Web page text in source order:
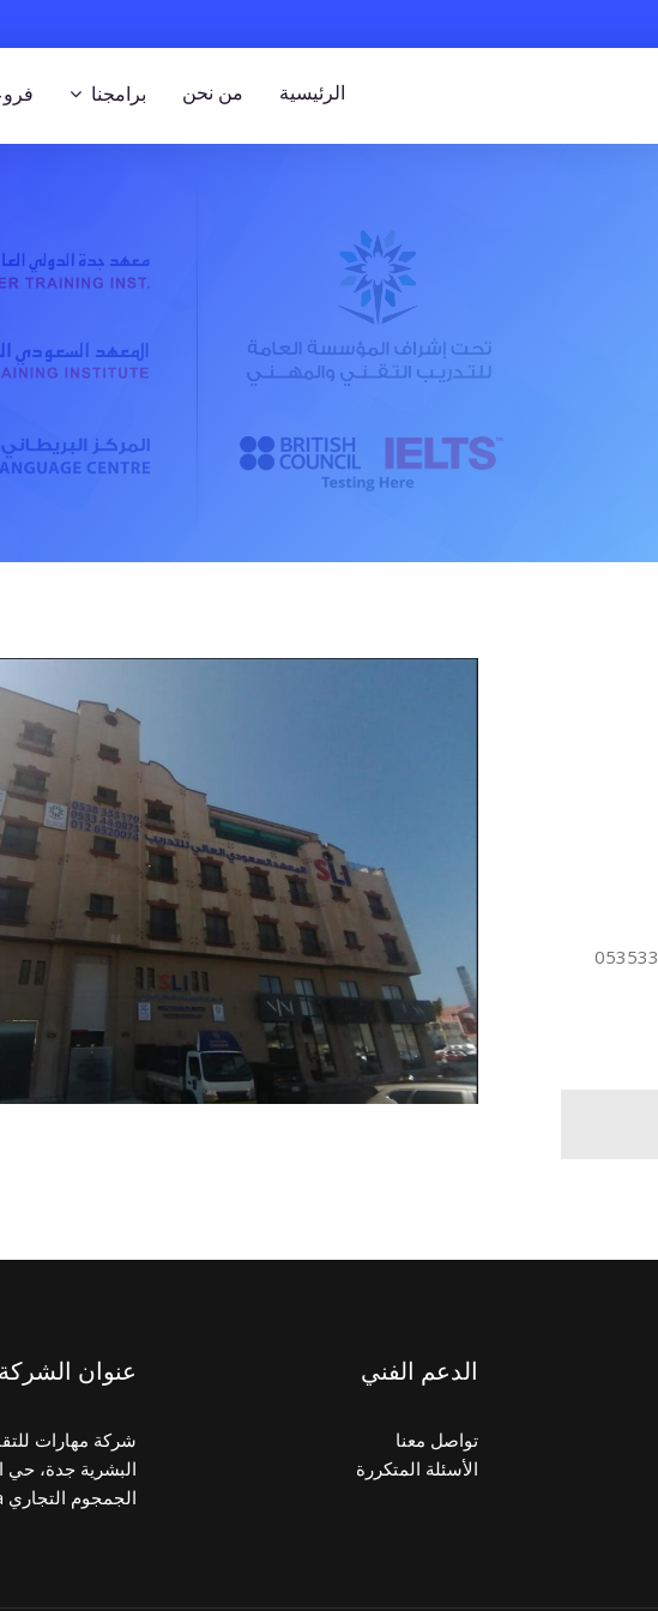
برامجنا من نحن الرئيسية
الدعم الفني
تواصل معنا
الأسئلة المتكررة
عنوان الشركة
شركة مهارات
البشرية جدة، حي
الجمجوم التجاري info@mharat.com.sa